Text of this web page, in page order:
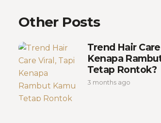
Other Posts
Trend Hair
Kenapa
Tetap Rontok?
3 months ago